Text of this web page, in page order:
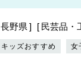
長野県 民芸品・
キッズおすすめ 女